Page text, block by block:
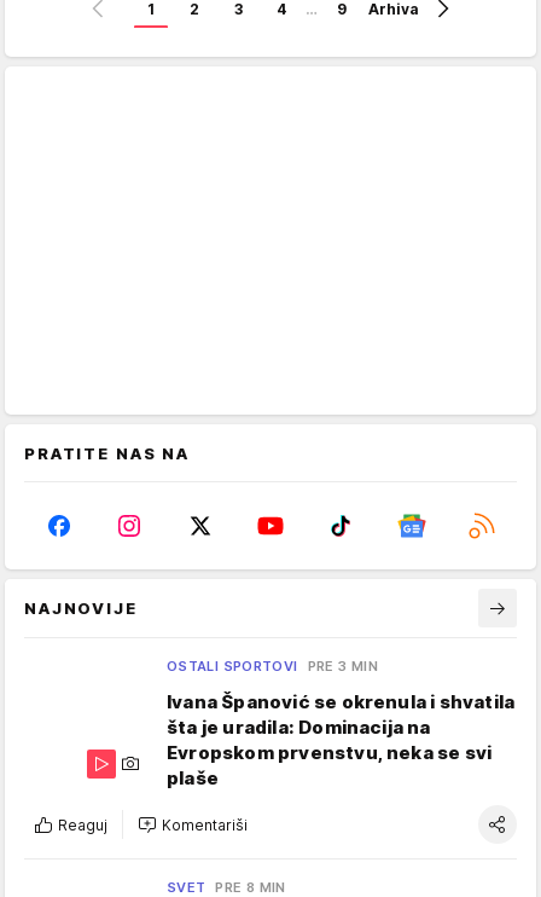
1 2 3 4 … 9 Arhiva
PRATITE NAS NA
NAJNOVIJE
OSTALI SPORTOVI PRE 3 MIN
Ivana Španović se okrenula i shvatila
šta je uradila: Dominacija na
Evropskom prvenstvu, neka se svi
plaše
Reaguj Komentariši
SVET PRE 8 MIN